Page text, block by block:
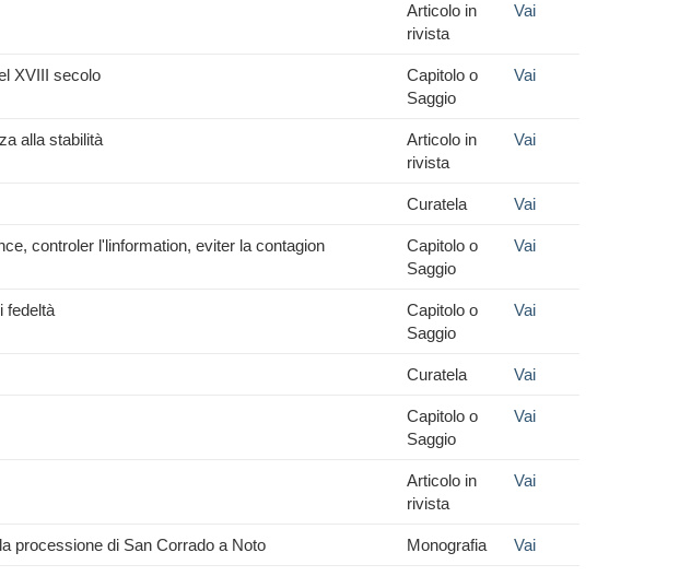
Articolo in
rivista
Vai
XVIII secolo
Capitolo o
Saggio
Vai
alla stabilità
Articolo in
rivista
Vai
Curatela Vai
controler l'linformation, eviter la contagion
Capitolo o
Saggio
Vai
fedeltà
Capitolo o
Saggio
Vai
Curatela Vai
Capitolo o
Saggio
Vai
Articolo in
rivista
Vai
processione di San Corrado a Noto Monografia Vai